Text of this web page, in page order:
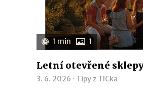
1 min 1
Letní otevřené sklepy
3. 6. 2026 · Tipy z TICka